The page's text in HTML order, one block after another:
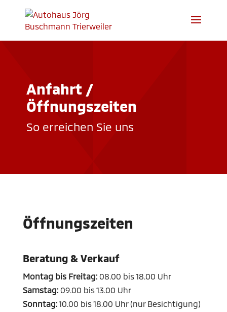
Anfahrt /
Öffnungszeiten
So erreichen Sie uns
Öffnungszeiten
Beratung & Verkauf
Montag bis Freitag:08.00 bis 18.00 Uhr
Samstag:09.00 bis 13.00 Uhr
Sonntag:10.00 bis 18.00 Uhr (nur Besichtigung)